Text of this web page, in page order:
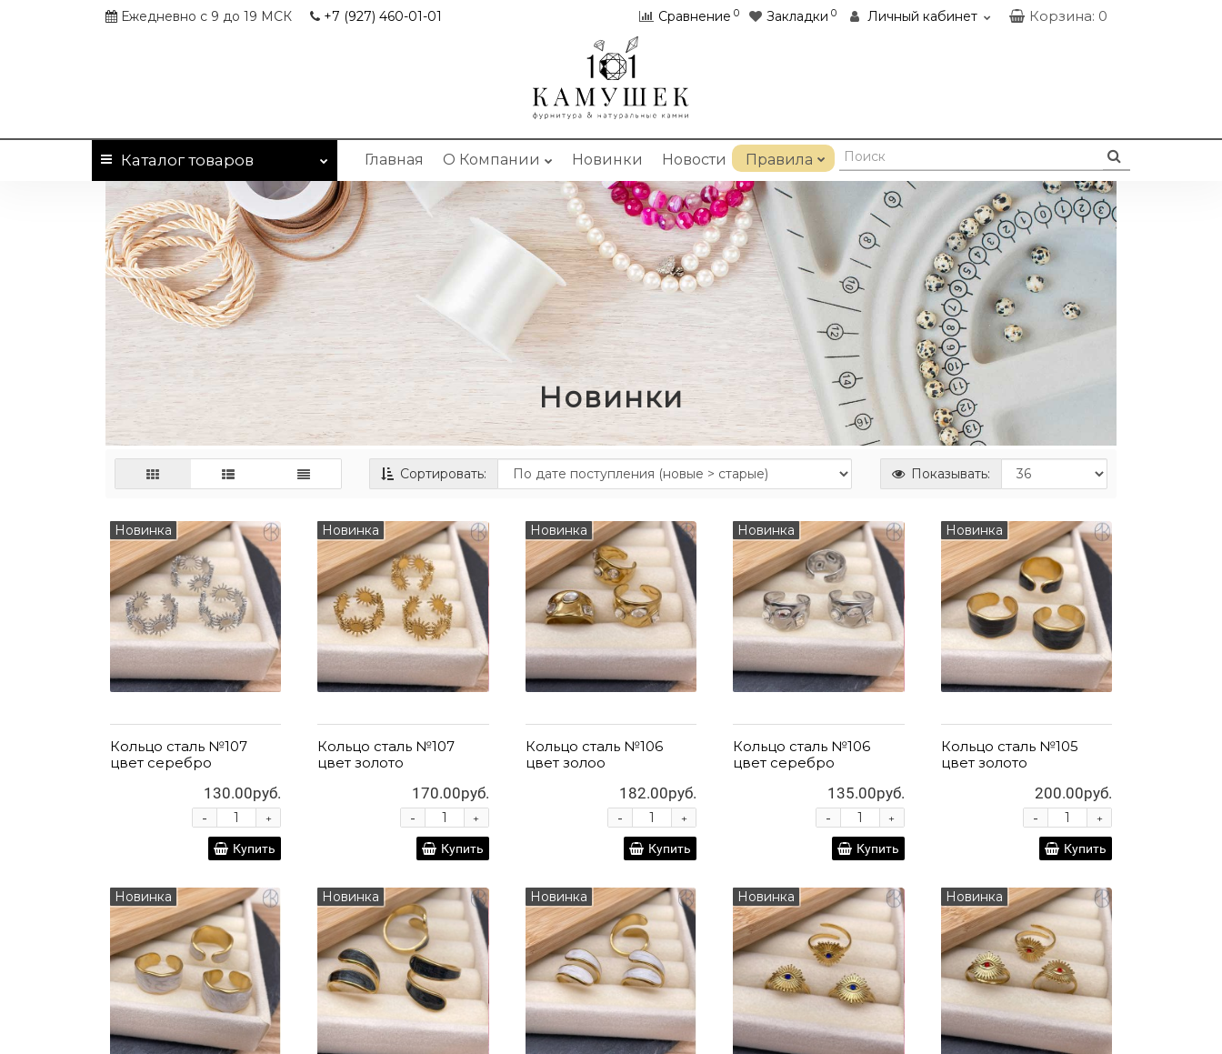
Ежедневно с 9 до 19 МСК +7 (927) 460-01-01 Сравнение 0 Закладки 0 Личный кабинет Корзина: 0
Каталогтоваров Главная О Компании Новинки Новости Правила
Новинки
Сортировать: Показывать:
Новинка
Кольцо сталь №107
цвет серебро
130.00руб.
+
-
Купить
Новинка
Кольцо сталь №107
цвет золото
170.00руб.
+
-
Купить
Новинка
Кольцо сталь №106
цвет золоо
182.00руб.
+
-
Купить
Новинка
Кольцо сталь №106
цвет серебро
135.00руб.
+
-
Купить
Новинка
Кольцо сталь №105
цвет золото
200.00руб.
+
-
Купить
Новинка Новинка Новинка Новинка Новинка